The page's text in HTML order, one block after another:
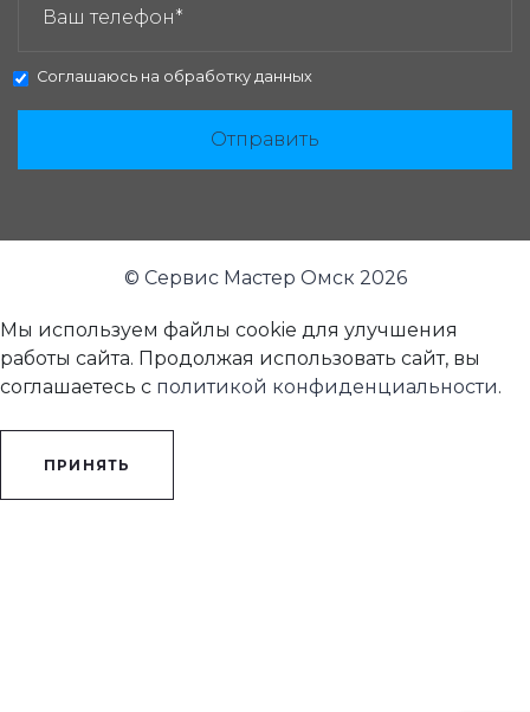
Соглашаюсь на обработку данных
Отправить
© Сервис Мастер Омск 2026
Мы используем файлы cookie для улучшения
работы сайта. Продолжая использовать сайт, вы
соглашаетесь с политикой конфиденциальности.
ПРИНЯТЬ